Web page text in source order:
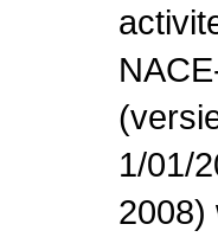
1/01/
2008)